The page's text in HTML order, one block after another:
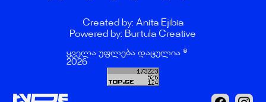
Created by: Anita Ejibia
Powered by: Burtula Creative
ყველა უფლება დაცულია ©
2026